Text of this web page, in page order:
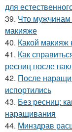
для
39. Что мужчинам
макияже
40. Какой макияж
41. Как
ресниц после
42. После
испортились
43. Без ресниц:
наращивания
44. Минздрав